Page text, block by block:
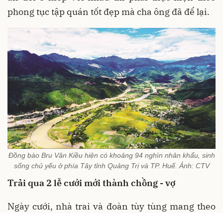
phong tục tập quán tốt đẹp mà cha ông đã để lại.
Đồng bào Bru Vân Kiều hiện có khoảng 94 nghìn nhân khẩu, sinh
sống chủ yếu ở phía Tây tỉnh Quảng Trị và TP. Huế. Ảnh: CTV
Trải qua 2 lễ cưới mới thành chồng - vợ
Ngày cưới, nhà trai và đoàn tùy tùng mang theo